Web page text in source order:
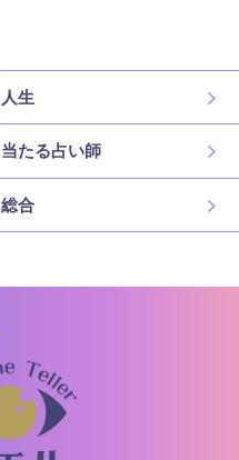
人生
当たる占い師
総合